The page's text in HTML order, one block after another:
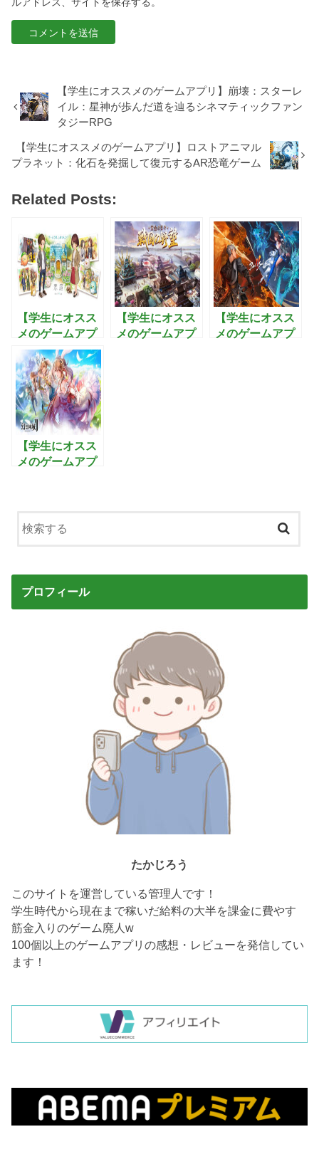
【学生にオススメのゲームアプリ】崩壊：スターレ
イル：星神が歩んだ道を辿るシネマティックファン
タジーRPG
【学生にオススメのゲームアプリ】ロストアニマル
プラネット：化石を発掘して復元するAR恐竜ゲーム
Related Posts:
【学生にオスス
メのゲームアプ
リ】恋庭：ゲー
ムをしながら恋
活できるマッチ
ングアプリ！
【学生にオスス
メのゲームアプ
【学生にオスス
メのゲームアプ
【学生にオスス
メのゲームアプ
ぼすファンタジ
プロフィール
たかじろう
このサイトを運営している管理人です！
学生時代から現在まで稼いだ給料の大半を課金に費やす
筋金入りのゲーム廃人w
100個以上のゲームアプリの感想・レビューを発信してい
ます！